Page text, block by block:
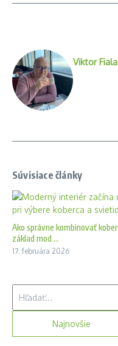
Viktor Fiala
Súvisiace články
Ako správne kombinovať
základ mod ...
17. februára 2026
Najnovšie